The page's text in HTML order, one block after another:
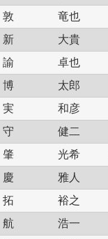
敦 竜也
新 大貴
諭 卓也
博 太郎
実 和彦
守 健二
肇 光希
慶 雅人
拓 裕之
航 浩一